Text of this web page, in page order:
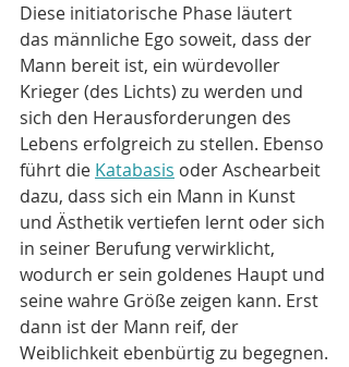
Diese initiatorische Phase läutert
das männliche Ego soweit, dass der
Mann bereit ist, ein würdevoller
Krieger (des Lichts) zu werden und
sich den Herausforderungen des
Lebens erfolgreich zu stellen. Ebenso
führt die Katabasis oder Aschearbeit
dazu, dass sich ein Mann in Kunst
und Ästhetik vertiefen lernt oder sich
in seiner Berufung verwirklicht,
wodurch er sein goldenes Haupt und
seine wahre Größe zeigen kann. Erst
dann ist der Mann reif, der
Weiblichkeit ebenbürtig zu begegnen.